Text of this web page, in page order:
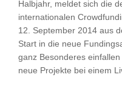
Halbjahr, meldet sich die
internationalen
12. September 2014 aus
Start in die neue
ganz Besonderes
neue Projekte bei einem